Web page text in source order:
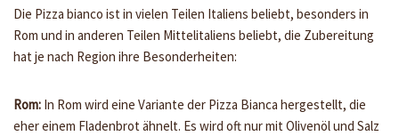
Die Pizza bianco ist in vielen Teilen Italiens beliebt, besonders in
Rom und in anderen Teilen Mittelitaliens beliebt, die Zubereitung
hat je nach Region ihre Besonderheiten:
Rom: In Rom wird eine Variante der Pizza Bianca hergestellt, die
eher einem Fladenbrot ähnelt. Es wird oft nur mit Olivenöl und Salz